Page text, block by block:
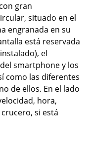
gran
situado en el
engranada en su
está reservada
el
smartphone y los
como las diferentes
de ellos. En el lado
hora,
si está